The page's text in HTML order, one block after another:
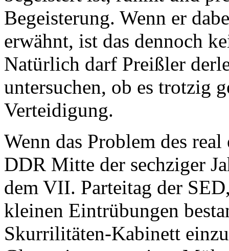
Begeisterung. Wenn er
erwähnt, ist das dennoch
Natürlich darf Preißler
untersuchen, ob es trotzig
Verteidigung.
Wenn das Problem des
DDR Mitte der sechziger
dem VII. Parteitag der
kleinen Eintrübungen
Skurrilitäten-Kabinett